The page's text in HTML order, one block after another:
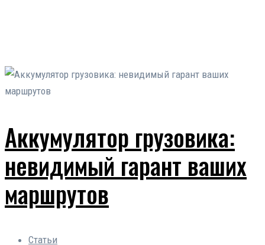
Аккумулятор грузовика:
невидимый гарант ваших
маршрутов
Статьи